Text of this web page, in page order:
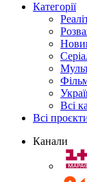
Категорії
Всі
Всі
Канали